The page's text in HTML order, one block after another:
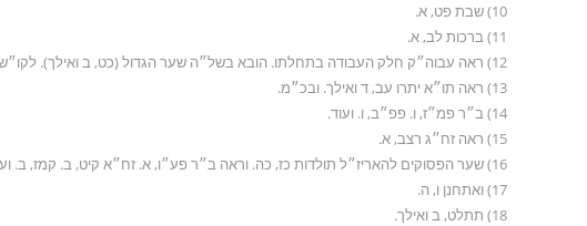
10) שבת פט, א.
11) ברכות לב, א.
12) ראה עבוה״ק חלק העבודה בתחלתו. הובא בשל״ה שער הגדול (כט, ב ואילך). לקו״ש חי״ב ע׳ 239 הערה 10.
13) ראה תו״א יתרו עב, ד ואילך. ובכ״מ.
14) ב״ר פמ״ז, ו. פפ״ב, ו. ועוד.
15) ראה זח״ג רצב, א.
16) שער הפסוקים להאריז״ל תולדות כז, כה. וראה ב״ר פע״ו, א. זח״א קיט, ב. קמז, ב. ועוד.
17) ואתחנן ו, ה.
18) תתלט, ב ואילך.